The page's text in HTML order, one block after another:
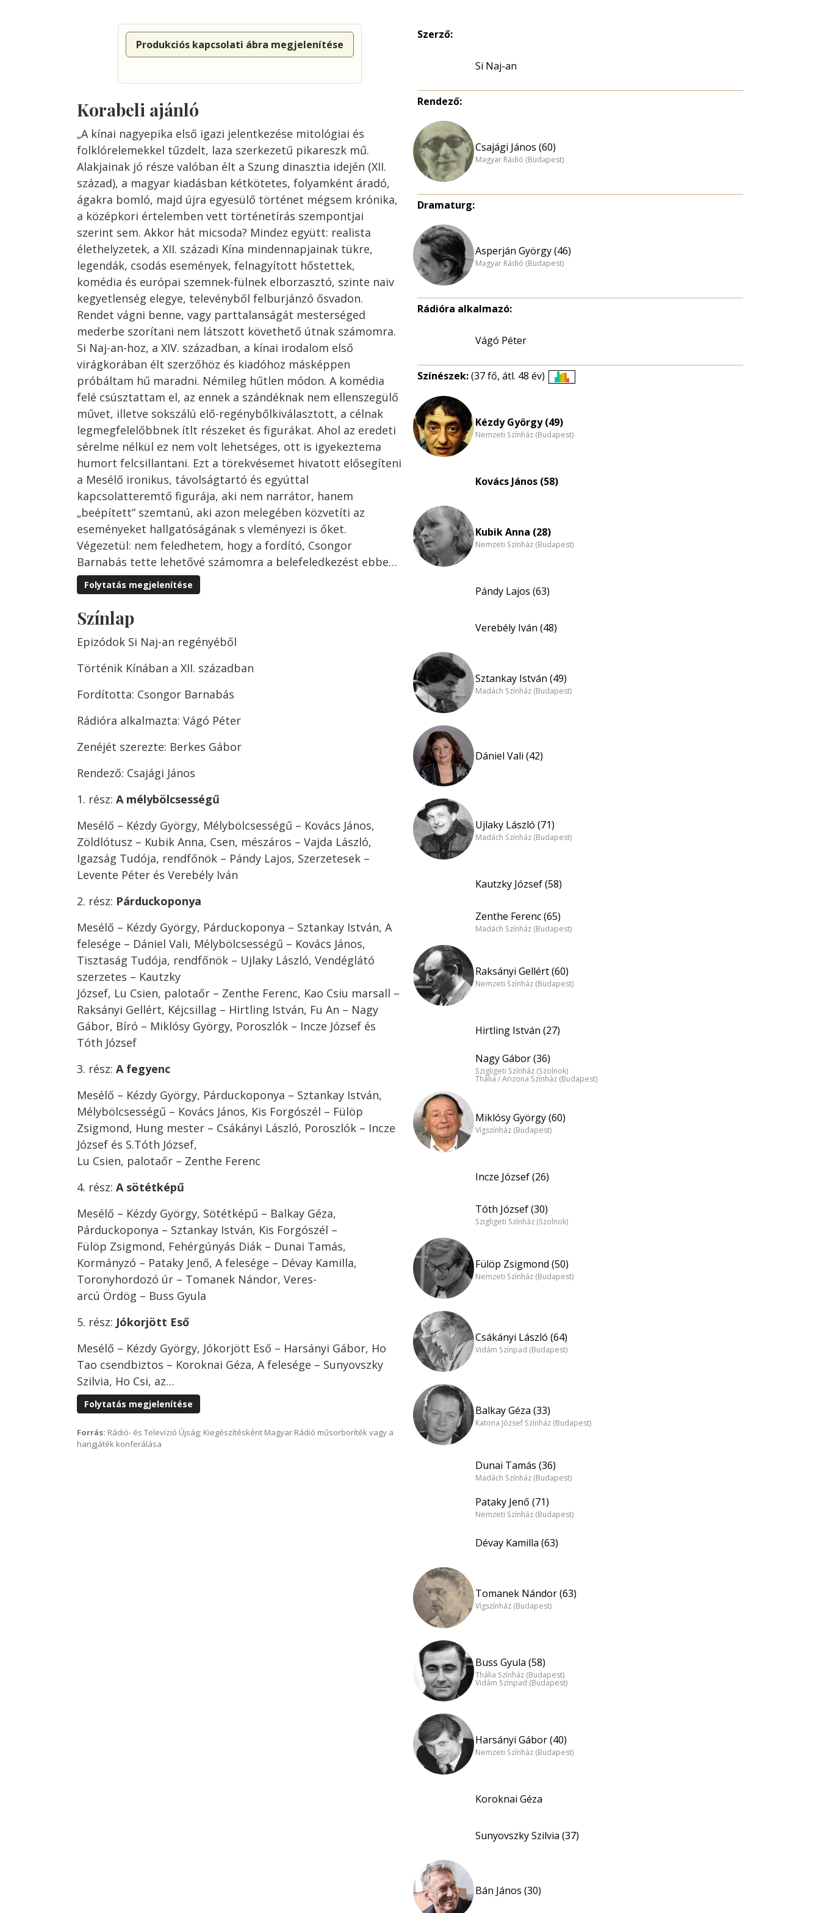
Produkciós kapcsolati ábra megjelenítése
Korabeli ajánló
„A kínai nagyepika első igazi jelentkezése mitológiai és
folklórelemekkel tűzdelt, laza szerkezetű pikareszk mű.
Alakjainak jó része valóban élt a Szung dinasztia idején (XII.
század), a magyar kiadásban kétkötetes, folyamként áradó,
ágakra bomló, majd újra egyesülő történet mégsem krónika,
a középkori értelemben vett történetírás szempontjai
szerint sem. Akkor hát micsoda? Mindez együtt: realista
élethelyzetek, a XII. századi Kína mindennapjainak tükre,
legendák, csodás események, felnagyított hőstettek,
komédia és európai szemnek-fülnek elborzasztó, szinte naiv
kegyetlenség elegye, televényből felburjánzó ősvadon.
Rendet vágni benne, vagy parttalanságát mesterséged
mederbe szorítani nem látszott követhető útnak számomra.
Si Naj-an-hoz, a XIV. században, a kínai irodalom első
virágkorában élt szerzőhöz és kiadóhoz másképpen
próbáltam hű maradni. Némileg hűtlen módon. A komédia
felé csúsztattam el, az ennek a szándéknak nem ellenszegülő
művet, illetve sokszálú elő-regénybőlkiválasztott, a célnak
legmegfelelőbbnek ítlt részeket és figurákat. Ahol az eredeti
sérelme nélkül ez nem volt lehetséges, ott is igyekeztema
humort felcsillantani. Ezt a törekvésemet hivatott elősegíteni
a Mesélő ironikus, távolságtartó és egyúttal
kapcsolatteremtő figurája, aki nem narrátor, hanem
„beépített” szemtanú, aki azon melegében közvetíti az
eseményeket hallgatóságának s vleményezi is őket.
Végezetül: nem feledhetem, hogy a fordító, Csongor
Barnabás tette lehetővé számomra a belefeledkezést ebbe…
Folytatás megjelenítése
Színlap
Epizódok Si Naj-an regényéből
Történik Kínában a XII. században
Fordította: Csongor Barnabás
Rádióra alkalmazta: Vágó Péter
Zenéjét szerezte: Berkes Gábor
Rendező: Csajági János
1. rész: A mélybölcsességű
Mesélő – Kézdy György, Mélybölcsességű – Kovács János,
Zöldlótusz – Kubik Anna, Csen, mészáros – Vajda László,
Igazság Tudója, rendfőnök – Pándy Lajos, Szerzetesek –
Levente Péter és Verebély Iván
2. rész: Párduckoponya
Mesélő – Kézdy György, Párduckoponya – Sztankay István, A
felesége – Dániel Vali, Mélybölcsességű – Kovács János,
Tisztaság Tudója, rendfőnök – Ujlaky László, Vendéglátó
szerzetes – Kautzky
József, Lu Csien, palotaőr – Zenthe Ferenc, Kao Csiu marsall –
Raksányi Gellért, Kéjcsillag – Hirtling István, Fu An – Nagy
Gábor, Bíró – Miklósy György, Poroszlók – Incze József és
Tóth József
3. rész: A fegyenc
Mesélő – Kézdy György, Párduckoponya – Sztankay István,
Mélybölcsességű – Kovács János, Kis Forgószél – Fülöp
Zsigmond, Hung mester – Csákányi László, Poroszlók – Incze
József és S.Tóth József,
Lu Csien, palotaőr – Zenthe Ferenc
4. rész: A sötétképű
Mesélő – Kézdy György, Sötétképű – Balkay Géza,
Párduckoponya – Sztankay István, Kis Forgószél –
Fülöp Zsigmond, Fehérgúnyás Diák – Dunai Tamás,
Kormányzó – Pataky Jenő, A felesége – Dévay Kamilla,
Toronyhordozó úr – Tomanek Nándor, Veres-
arcú Ördög – Buss Gyula
5. rész: Jókorjött Eső
Mesélő – Kézdy György, Jókorjött Eső – Harsányi Gábor, Ho
Tao csendbiztos – Koroknai Géza, A felesége – Sunyovszky
Szilvia, Ho Csi, az…
Folytatás megjelenítése
Forrás: Rádió- és Televízió Újság; Kiegészítésként Magyar Rádió műsorboríték vagy a
hangjáték konferálása
Szerző:
Si Naj-an
Rendező:
Csajági János (60)
Magyar Rádió (Budapest)
Dramaturg:
Asperján György (46)
Magyar Rádió (Budapest)
Rádióra alkalmazó:
Vágó Péter
Színészek:(37 fő, átl. 48 év)
nagyítása
Kézdy György (49)
Nemzeti Színház (Budapest)
Kovács János (58)
Kubik Anna (28)
Nemzeti Színház (Budapest)
Pándy Lajos (63)
Verebély Iván (48)
Sztankay István (49)
Madách Színház (Budapest)
Dániel Vali (42)
Ujlaky László (71)
Madách Színház (Budapest)
Kautzky József (58)
Zenthe Ferenc (65)
Madách Színház (Budapest)
Raksányi Gellért (60)
Nemzeti Színház (Budapest)
Hirtling István (27)
Nagy Gábor (36)
Szigligeti Színház (Szolnok)
Thália / Arizona Színház (Budapest)
Miklósy György (60)
Vígszínház (Budapest)
Incze József (26)
Tóth József (30)
Szigligeti Színház (Szolnok)
Fülöp Zsigmond (50)
Nemzeti Színház (Budapest)
Csákányi László (64)
Vidám Színpad (Budapest)
Balkay Géza (33)
Katona József Színház (Budapest)
Dunai Tamás (36)
Madách Színház (Budapest)
Pataky Jenő (71)
Nemzeti Színház (Budapest)
Dévay Kamilla (63)
Tomanek Nándor (63)
Vígszínház (Budapest)
Buss Gyula (58)
Thália Színház (Budapest)
Vidám Színpad (Budapest)
Harsányi Gábor (40)
Nemzeti Színház (Budapest)
Koroknai Géza
Sunyovszky Szilvia (37)
Bán János (30)